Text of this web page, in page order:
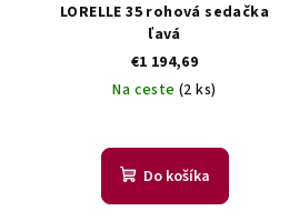
LORELLE 35 rohová sedačka
ľavá
€1 194,69
Na ceste(2 ks)
Do košíka